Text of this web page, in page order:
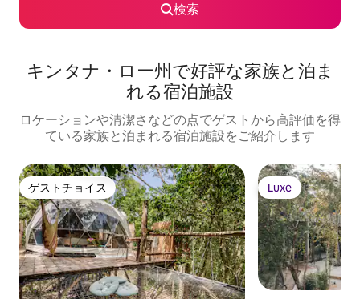
検索
キンタナ・ロー州で好評な家族と泊ま
れる宿泊施設
ロケーションや清潔さなどの点でゲストから高評価を得
ている家族と泊まれる宿泊施設をご紹介します
ゲストチョイス
ゲストチョイス Luxe
Luxe